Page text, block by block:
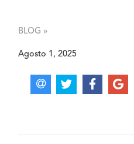
BLOG »
Agosto 1, 2025